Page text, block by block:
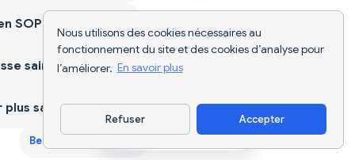
Nous utilisons des cookies nécessaires au
fonctionnement du site et des cookies d’analyse pour
l’améliorer. En savoir plus
Refuser Accepter
Nutritionnels
AI Food Tracker Application de Régime
Best Protein Supplements for Women
Best Weight Loss Pills
Télécharger l'appli
SOPK
saine
sain